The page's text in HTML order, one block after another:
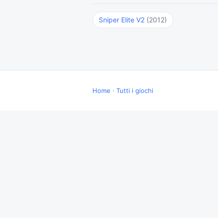
Sniper Elite V2 (2012)
Home · Tutti i giochi